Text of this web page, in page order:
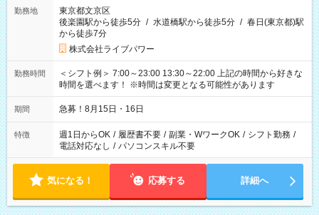
勤務地
東京都文京区
後楽園駅から徒歩5分 / 水道橋駅から徒歩5分 / 春日(東京都)駅
から徒歩7分
株式会社ライブパワー
勤務時間
＜シフト例＞ 7:00～23:00 13:30～22:00 上記の時間から好きな
時間を選べます！ ※時間は変更となる可能性があります
期間 急募！8月15日・16日
特徴 週1日からOK / 履歴書不要 / 副業・WワークOK / シフト勤務 /
電話対応なし / パソコンスキル不要
気になる！ 応募する 詳細へ